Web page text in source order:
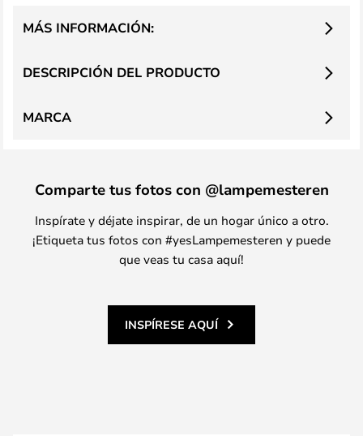
DESCRIPCIÓN DEL PRODUCTO
MÁS INFORMACIÓN:
MARCA
Comparte tus fotos con @lampemesteren
Inspírate y déjate inspirar, de un hogar único a otro.
¡Etiqueta tus fotos con #yesLampemesteren y puede
que veas tu casa aquí!
INSPÍRESE AQUÍ